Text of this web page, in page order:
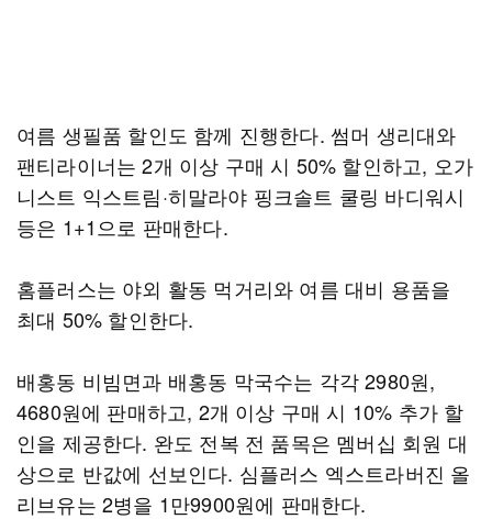
여름 생필품 할인도 함께 진행한다. 썸머 생리대와
팬티라이너는 2개 이상 구매 시 50% 할인하고, 오가
니스트 익스트림·히말라야 핑크솔트 쿨링 바디워시
등은 1+1으로 판매한다.
홈플러스는 야외 활동 먹거리와 여름 대비 용품을
최대 50% 할인한다.
배홍동 비빔면과 배홍동 막국수는 각각 2980원,
4680원에 판매하고, 2개 이상 구매 시 10% 추가 할
인을 제공한다. 완도 전복 전 품목은 멤버십 회원 대
상으로 반값에 선보인다. 심플러스 엑스트라버진 올
리브유는 2병을 1만9900원에 판매한다.